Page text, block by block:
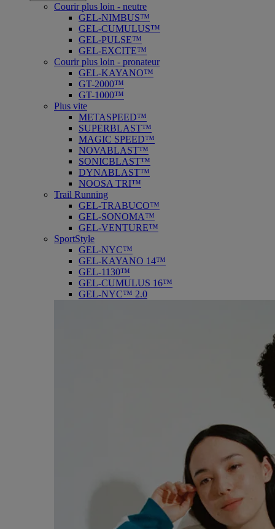
Courir plus loin - neutre
GEL-NIMBUS™
GEL-CUMULUS™
GEL-PULSE™
GEL-EXCITE™
Courir plus loin - pronateur
GEL-KAYANO™
GT-2000™
GT-1000™
Plus vite
METASPEED™
SUPERBLAST™
MAGIC SPEED™
NOVABLAST™
SONICBLAST™
DYNABLAST™
NOOSA TRI™
Trail Running
GEL-TRABUCO™
GEL-SONOMA™
GEL-VENTURE™
SportStyle
GEL-NYC™
GEL-KAYANO 14™
GEL-1130™
GEL-CUMULUS 16™
GEL-NYC™ 2.0